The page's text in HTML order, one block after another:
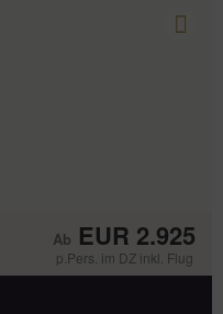
EUR 2.925
p.Pers. im DZ inkl. Flug